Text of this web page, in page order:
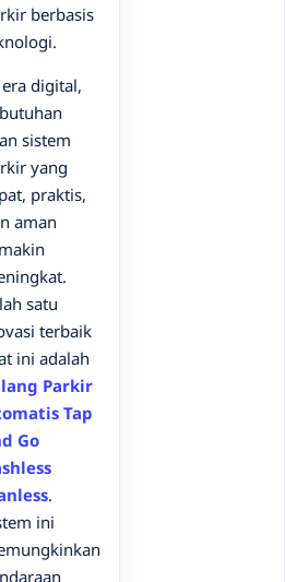
berbasis
digital,
sistem
yang
praktis,
aman
satu
terbaik
ini adalah
Parkir
Tap
Go
.
ini